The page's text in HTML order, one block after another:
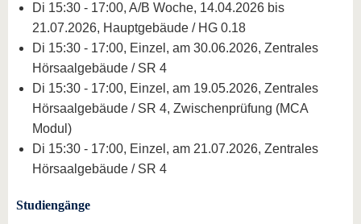
Di 15:30 - 17:00, A/B Woche, 14.04.2026 bis
21.07.2026, Hauptgebäude / HG 0.18
Di 15:30 - 17:00, Einzel, am 30.06.2026, Zentrales
Hörsaalgebäude / SR 4
Di 15:30 - 17:00, Einzel, am 19.05.2026, Zentrales
Hörsaalgebäude / SR 4, Zwischenprüfung (MCA
Modul)
Di 15:30 - 17:00, Einzel, am 21.07.2026, Zentrales
Hörsaalgebäude / SR 4
Studiengänge